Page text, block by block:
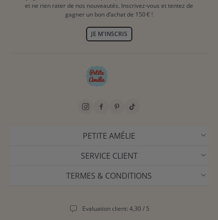
et ne rien rater de nos nouveautés. Inscrivez-vous et tentez de
gagner un bon d’achat de 150 € !
JE M'INSCRIS
PETITE AMÉLIE
SERVICE CLIENT
TERMES & CONDITIONS
Evaluation client: 4,30 / 5